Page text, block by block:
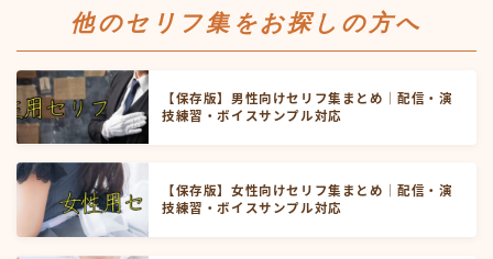
他のセリフ集をお探しの方へ
【保存版】男性向けセリフ集まとめ｜配信・演
技練習・ボイスサンプル対応
【保存版】女性向けセリフ集まとめ｜配信・演
技練習・ボイスサンプル対応